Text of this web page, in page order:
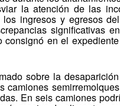
la atención de las
los ingresos y egresos
significativas
en el
sobre la
camiones
En seis camiones